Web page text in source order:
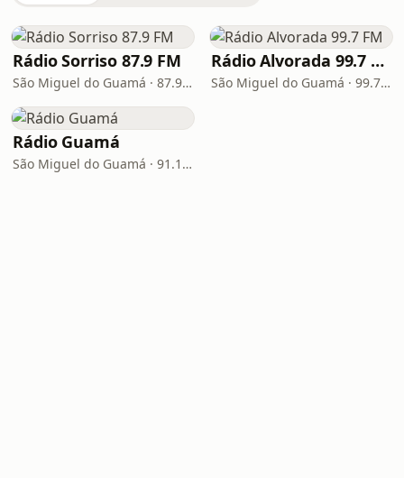
Rádio Sorriso 87.9 FM
São Miguel do Guamá · 87.9 FM
Rádio Alvorada 99.7 FM
São Miguel do Guamá · 99.7 FM
Rádio Guamá
São Miguel do Guamá · 91.1 FM